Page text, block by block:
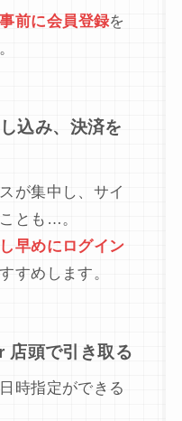
事前に会員登録を
込み、決済を
が集中し、サイ
とも…。
早めにログイン
すめします。
店頭で引き取る
時指定ができる